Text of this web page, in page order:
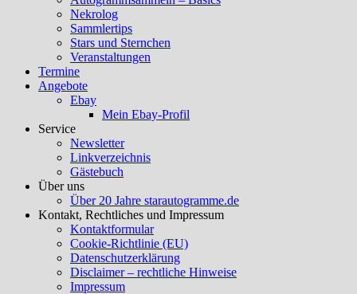
Nekrolog
Sammlertips
Stars und Sternchen
Veranstaltungen
Termine
Angebote
Ebay
Mein Ebay-Profil
Service
Newsletter
Linkverzeichnis
Gästebuch
Über uns
Über 20 Jahre starautogramme.de
Kontakt, Rechtliches und Impressum
Kontaktformular
Cookie-Richtlinie (EU)
Datenschutzerklärung
Disclaimer – rechtliche Hinweise
Impressum